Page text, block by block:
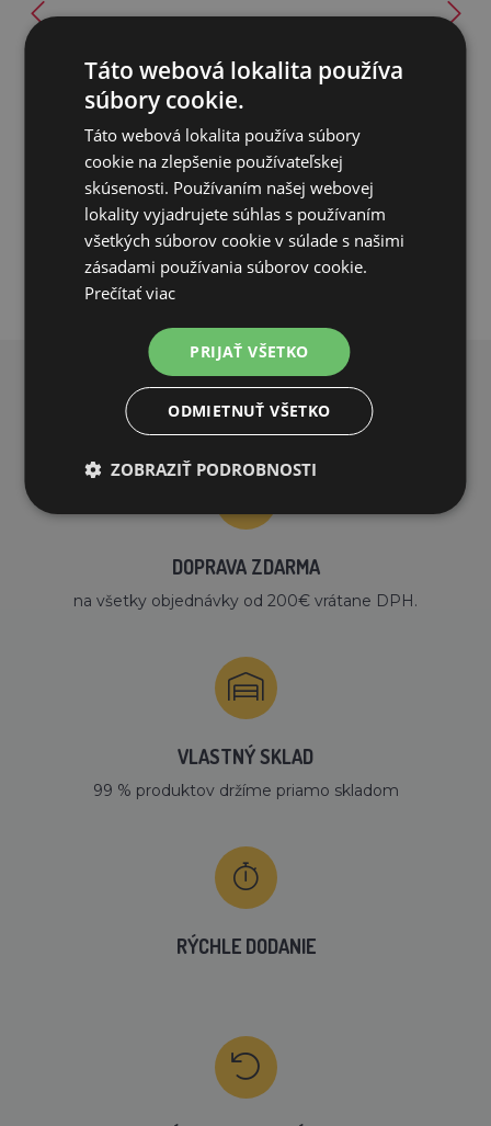
76,57€
SKLADOM
PRIDAŤ DO KOŠÍKA
PREČO NAKUPOVAŤ U NÁS?
DOPRAVA ZDARMA
na všetky objednávky od 200€ vrátane DPH.
VLASTNÝ SKLAD
99 % produktov držíme priamo skladom
RÝCHLE DODANIE
Táto webová lokalita používa
súbory cookie.
Táto webová lokalita používa súbory
cookie na zlepšenie používateľskej
skúsenosti. Používaním našej webovej
lokality vyjadrujete súhlas s používaním
všetkých súborov cookie v súlade s našimi
zásadami používania súborov cookie.
Prečítať viac
PRIJAŤ VŠETKO
ODMIETNUŤ VŠETKO
ZOBRAZIŤ PODROBNOSTI